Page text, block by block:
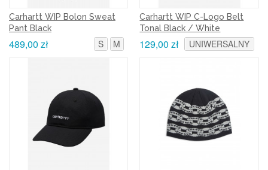
Carhartt WIP Bolon Sweat
Pant Black
S M
489,00 zł
Carhartt WIP C-Logo Belt
Tonal Black / White
UNIWERSALNY
129,00 zł